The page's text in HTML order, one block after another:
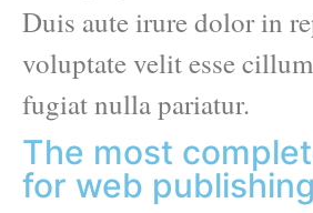
Duis aute irure dolor in
voluptate velit esse
fugiat nulla pariatur.
The most
for web publishing